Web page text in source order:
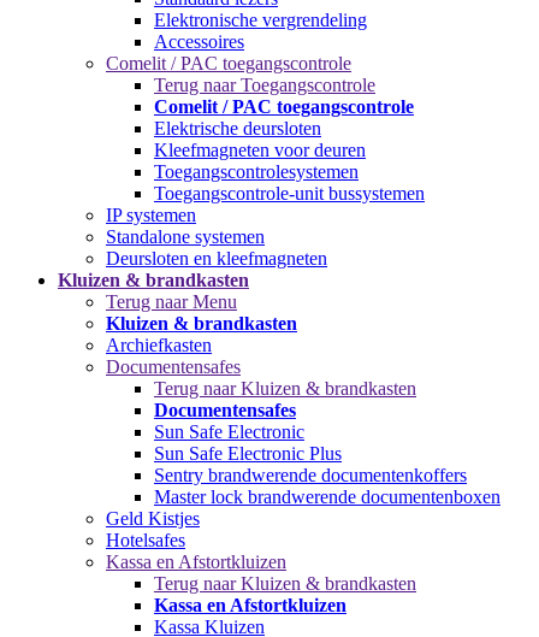
Elektronische vergrendeling
Accessoires
Comelit / PAC toegangscontrole
Terug naar Toegangscontrole
Comelit / PAC toegangscontrole
Elektrische deursloten
Kleefmagneten voor deuren
Toegangscontrolesystemen
Toegangscontrole-unit bussystemen
IP systemen
Standalone systemen
Deursloten en kleefmagneten
Kluizen & brandkasten
Terug naar Menu
Kluizen & brandkasten
Archiefkasten
Documentensafes
Terug naar Kluizen & brandkasten
Documentensafes
Sun Safe Electronic
Sun Safe Electronic Plus
Sentry brandwerende documentenkoffers
Master lock brandwerende documentenboxen
Geld Kistjes
Hotelsafes
Kassa en Afstortkluizen
Terug naar Kluizen & brandkasten
Kassa en Afstortkluizen
Kassa Kluizen